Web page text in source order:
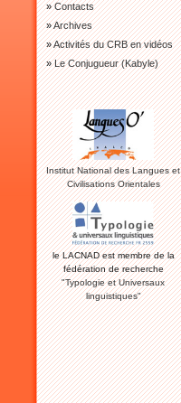
»Contacts
»Archives
»Activités du CRB en vidéos
»Le Conjugueur (Kabyle)
Institut National des Langues et
Civilisations Orientales
le LACNAD est membre de la
fédération de recherche
"Typologie et Universaux
linguistiques"